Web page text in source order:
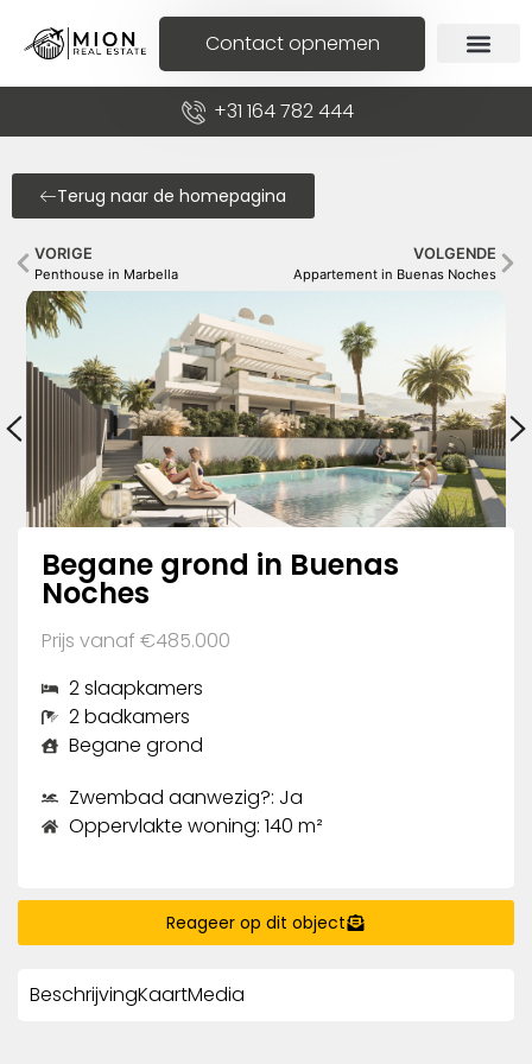
Contact opnemen
+31 164 782 444
Terug naar de homepagina
VORIGE
Penthouse in Marbella
VOLGENDE
Appartement in Buenas Noches
Begane grond in Buenas
Noches
Prijs vanaf €485.000
2 slaapkamers
2 badkamers
Begane grond
Zwembad aanwezig?: Ja
Oppervlakte woning: 140 m²
Reageer op dit object
BeschrijvingKaartMedia